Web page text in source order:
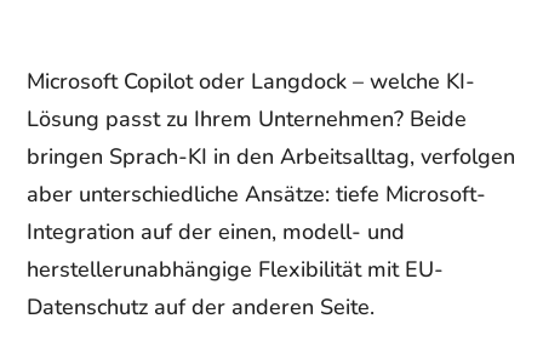
Microsoft Copilot oder Langdock – welche KI-
Lösung passt zu Ihrem Unternehmen? Beide
bringen Sprach-KI in den Arbeitsalltag, verfolgen
aber unterschiedliche Ansätze: tiefe Microsoft-
Integration auf der einen, modell- und
herstellerunabhängige Flexibilität mit EU-
Datenschutz auf der anderen Seite.